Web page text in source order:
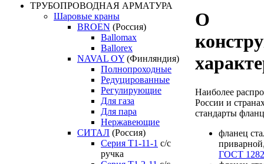
ТРУБОПРОВОДНАЯ АРМАТУРА
Шаровые краны
BROEN (Россия)
Ballomax
Ballorex
NAVAL OY (Финляндия)
Полнопроходные
Редуцированные
Регулирующие
Для газа
Для пара
Нержавеющие
СИТАЛ (Россия)
Серия Т1-11-1 с/с
ручка
О
Наиболее
России и
стандарты
фланец
ГОСТ